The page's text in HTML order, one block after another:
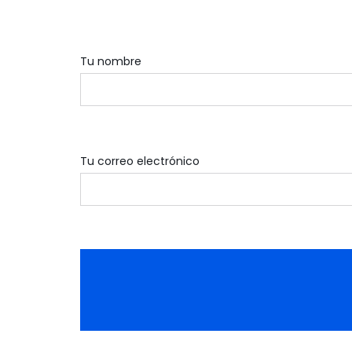
Tu nombre
Tu correo electrónico